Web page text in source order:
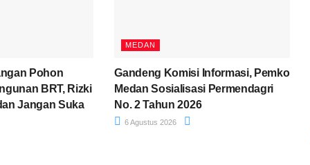
Pohon
BRT, Rizki
Jangan Suka
MEDAN
Gandeng Komisi Informasi, Pemko
Medan Sosialisasi Permendagri
No. 2 Tahun 2026
6 Agustus 2026